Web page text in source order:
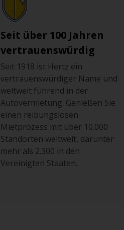
Seit über 100 Jahren
vertrauenswürdig
Seit 1918 ist Hertz ein
vertrauenswürdiger Name und
weltweit führend in der
Autovermietung. Genießen Sie
einen reibungslosen
Mietprozess mit über 10.000
Standorten weltweit, darunter
mehr als 2.300 in den
Vereinigten Staaten.